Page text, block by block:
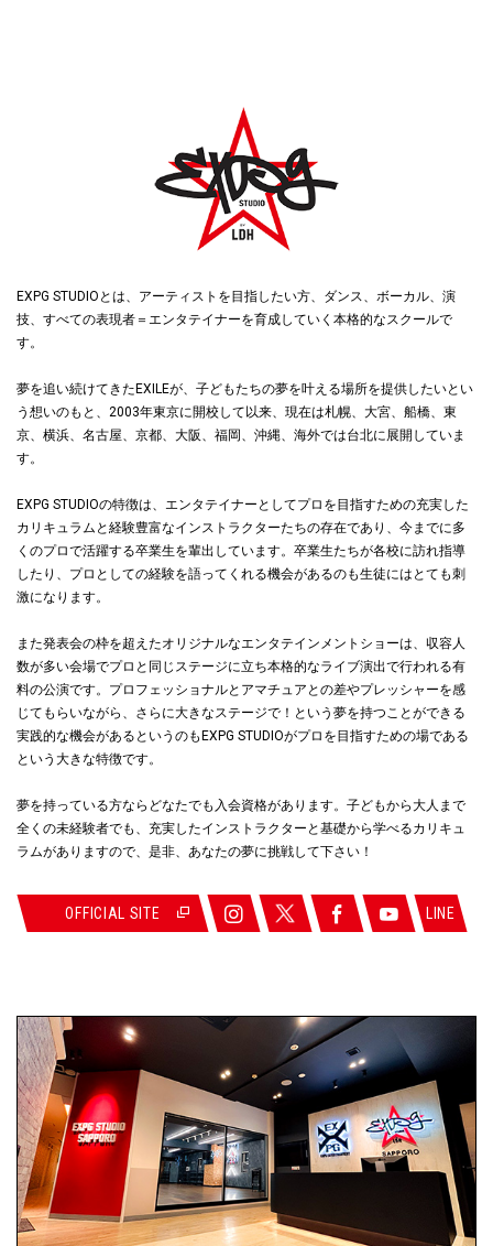
EXPG STUDIOとは、アーティストを目指したい方、ダンス、ボーカル、演
技、すべての表現者＝エンタテイナーを育成していく本格的なスクールで
す。
夢を追い続けてきたEXILEが、子どもたちの夢を叶える場所を提供したいとい
う想いのもと、2003年東京に開校して以来、現在は札幌、大宮、船橋、東
京、横浜、名古屋、京都、大阪、福岡、沖縄、海外では台北に展開していま
す。
EXPG STUDIOの特徴は、エンタテイナーとしてプロを目指すための充実した
カリキュラムと経験豊富なインストラクターたちの存在であり、今までに多
くのプロで活躍する卒業生を輩出しています。卒業生たちが各校に訪れ指導
したり、プロとしての経験を語ってくれる機会があるのも生徒にはとても刺
激になります。
また発表会の枠を超えたオリジナルなエンタテインメントショーは、収容人
数が多い会場でプロと同じステージに立ち本格的なライブ演出で行われる有
料の公演です。プロフェッショナルとアマチュアとの差やプレッシャーを感
じてもらいながら、さらに大きなステージで！という夢を持つことができる
実践的な機会があるというのもEXPG STUDIOがプロを目指すための場である
という大きな特徴です。
夢を持っている方ならどなたでも入会資格があります。子どもから大人まで
全くの未経験者でも、充実したインストラクターと基礎から学べるカリキュ
ラムがありますので、是非、あなたの夢に挑戦して下さい！
OFFICIAL SITE LINE